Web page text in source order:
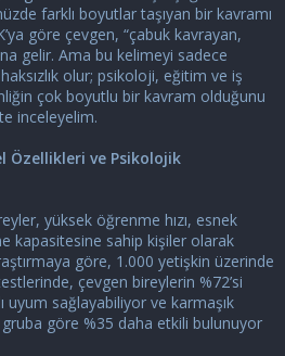
farklı boyutlar taşıyan bir kavramı
göre çevgen, “çabuk kavrayan,
gelir. Ama bu kelimeyi sadece
olur; psikoloji, eğitim ve iş
çok boyutlu bir kavram olduğunu
inceleyelim.
Özellikleri ve Psikolojik
yüksek öğrenme hızı, esnek
kapasitesine sahip kişiler olarak
göre, 1.000 yetişkin üzerinde
çevgen bireylerin %72’si
uyum sağlayabiliyor ve karmaşık
göre %35 daha etkili bulunuyor